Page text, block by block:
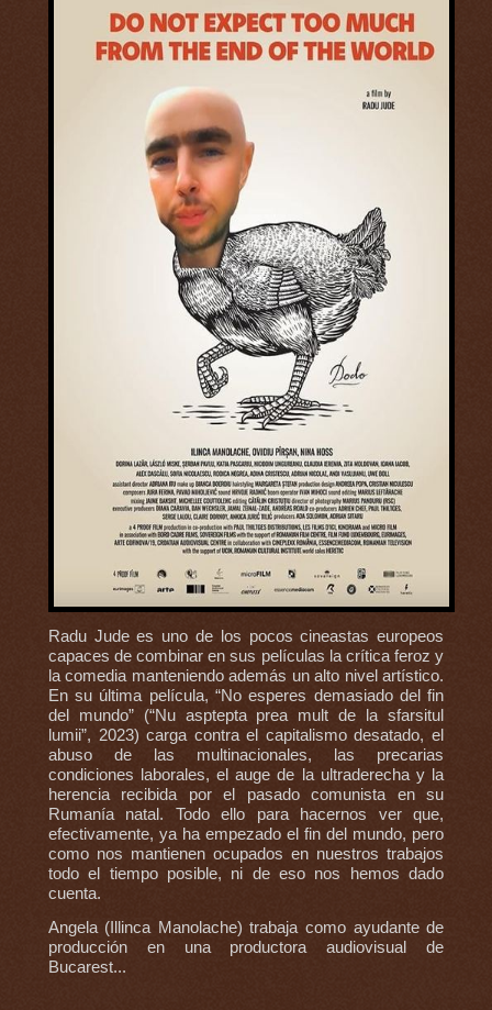
Radu Jude es uno de los pocos cineastas europeos
capaces de combinar en sus películas la crítica feroz y
la comedia manteniendo además un alto nivel artístico.
En su última película, “No esperes demasiado del fin
del mundo” (“Nu asptepta prea mult de la sfarsitul
lumii”, 2023) carga contra el capitalismo desatado, el
abuso de las multinacionales, las precarias
condiciones laborales, el auge de la ultraderecha y la
herencia recibida por el pasado comunista en su
Rumanía natal. Todo ello para hacernos ver que,
efectivamente, ya ha empezado el fin del mundo, pero
como nos mantienen ocupados en nuestros trabajos
todo el tiempo posible, ni de eso nos hemos dado
cuenta.
Angela (Illinca Manolache) trabaja como ayudante de
producción en una productora audiovisual de
Bucarest...